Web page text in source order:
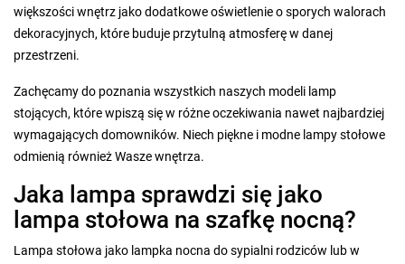
większości wnętrz jako dodatkowe oświetlenie o sporych walorach
dekoracyjnych, które buduje przytulną atmosferę w danej
przestrzeni.
Zachęcamy do poznania wszystkich naszych modeli lamp
stojących, które wpiszą się w różne oczekiwania nawet najbardziej
wymagających domowników. Niech piękne i modne lampy stołowe
odmienią również Wasze wnętrza.
Jaka lampa sprawdzi się jako
lampa stołowa na szafkę nocną?
Lampa stołowa jako lampka nocna do sypialni rodziców lub w